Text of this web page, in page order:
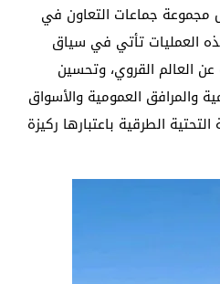
جماعات التعاون في
العمليات تأتي في سياق
عن العالم القروي، وتحسين
والمرافق العمومية والأسواق
الطرقية باعتبارها ركيزة